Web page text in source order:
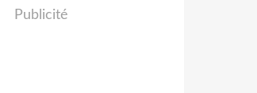
Publicité